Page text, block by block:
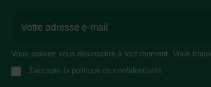
Vous pouvez vous désinscrire à tout moment. Vous
J'accepte la politique de confidentialité